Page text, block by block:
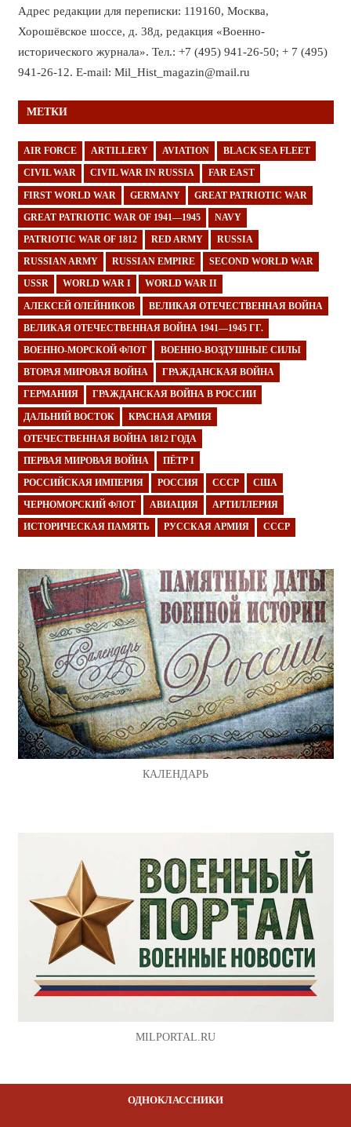
Адрес редакции для переписки: 119160, Москва,
Хорошёвское шоссе, д. 38д, редакция «Военно-
исторического журнала». Тел.: +7 (495) 941-26-50; + 7 (495)
941-26-12. E-mail: Mil_Hist_magazin@mail.ru
МЕТКИ
AIR FORCE ARTILLERY AVIATION BLACK SEA FLEET
CIVIL WAR CIVIL WAR IN RUSSIA FAR EAST
FIRST WORLD WAR GERMANY GREAT PATRIOTIC WAR
GREAT PATRIOTIC WAR OF 1941—1945 NAVY
PATRIOTIC WAR OF 1812 RED ARMY RUSSIA
RUSSIAN ARMY RUSSIAN EMPIRE SECOND WORLD WAR
USSR WORLD WAR I WORLD WAR II
АЛЕКСЕЙ ОЛЕЙНИКОВ ВЕЛИКАЯ ОТЕЧЕСТВЕННАЯ ВОЙНА
ВЕЛИКАЯ ОТЕЧЕСТВЕННАЯ ВОЙНА 1941—1945 ГГ.
ВОЕННО-МОРСКОЙ ФЛОТ ВОЕННО-ВОЗДУШНЫЕ СИЛЫ
ВТОРАЯ МИРОВАЯ ВОЙНА ГРАЖДАНСКАЯ ВОЙНА
ГЕРМАНИЯ ГРАЖДАНСКАЯ ВОЙНА В РОССИИ
ДАЛЬНИЙ ВОСТОК КРАСНАЯ АРМИЯ
ОТЕЧЕСТВЕННАЯ ВОЙНА 1812 ГОДА
ПЕРВАЯ МИРОВАЯ ВОЙНА ПЁТР I
РОССИЙСКАЯ ИМПЕРИЯ РОССИЯ СССР США
ЧЕРНОМОРСКИЙ ФЛОТ АВИАЦИЯ АРТИЛЛЕРИЯ
ИСТОРИЧЕСКАЯ ПАМЯТЬ РУССКАЯ АРМИЯ СССР
КАЛЕНДАРЬ
MILPORTAL.RU
ОДНОКЛАССНИКИ